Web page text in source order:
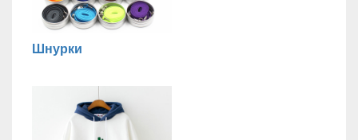
Шнурки